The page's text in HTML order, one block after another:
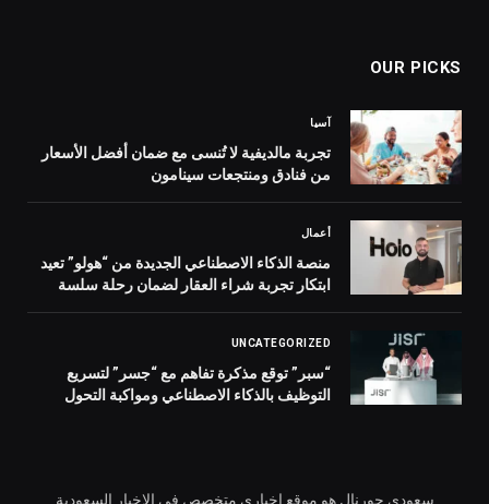
OUR PICKS
آسيا
تجربة مالديفية لا تُنسى مع ضمان أفضل الأسعار
من فنادق ومنتجعات سينامون
أعمال
منصة الذكاء الاصطناعي الجديدة من “هولو” تعيد
ابتكار تجربة شراء العقار لضمان رحلة سلسة
UNCATEGORIZED
“سبر” توقع مذكرة تفاهم مع “جسر” لتسريع
التوظيف بالذكاء الاصطناعي ومواكبة التحول
سعودي جورنال هو موقع اخباري متخصص في الاخبار السعودية